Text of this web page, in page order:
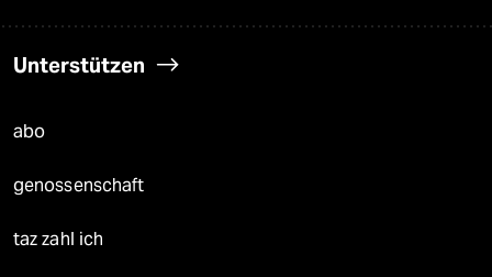
Unterstützen
abo
genossenschaft
taz zahl ich